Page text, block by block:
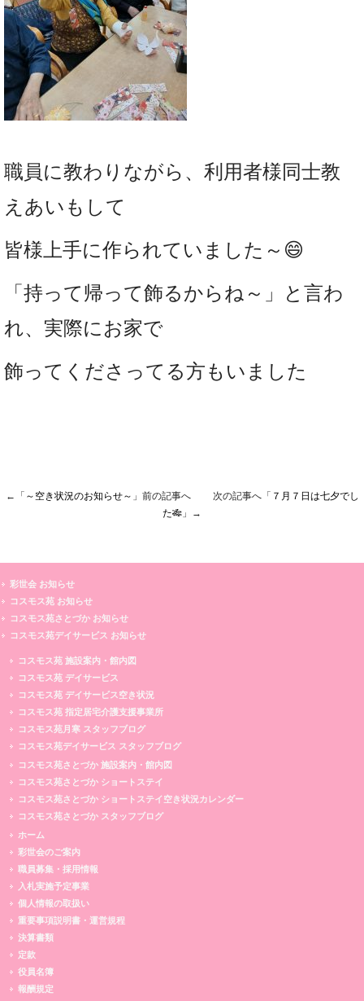
職員に教わりながら、利用者様同士教
えあいもして
皆様上手に作られていました～😄
「持って帰って飾るからね～」と言わ
れ、実際にお家で
飾ってくださってる方もいました
←「 ～空き状況のお知らせ～ 」前の記事へ 次の記事へ「 ７月７日は七夕でし
た🎋 」→
彩世会 お知らせ
コスモス苑 お知らせ
コスモス苑さとづか お知らせ
コスモス苑デイサービス お知らせ
コスモス苑 施設案内・館内図
コスモス苑 デイサービス
コスモス苑 デイサービス空き状況
コスモス苑 指定居宅介護支援事業所
コスモス苑月寒 スタッフブログ
コスモス苑デイサービス スタッフブログ
コスモス苑さとづか 施設案内・館内図
コスモス苑さとづか ショートステイ
コスモス苑さとづか ショートステイ空き状況カレンダー
コスモス苑さとづか スタッフブログ
ホーム
彩世会のご案内
職員募集・採用情報
入札実施予定事業
個人情報の取扱い
重要事項説明書・運営規程
決算書類
定款
役員名簿
報酬規定